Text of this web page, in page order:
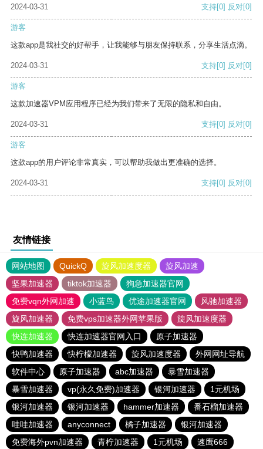
2024-03-31 支持[0] 反对[0]
游客
这款app是我社交的好帮手，让我能够与朋友保持联系，分享生活点滴。
2024-03-31 支持[0] 反对[0]
游客
这款加速器VPM应用程序已经为我们带来了无限的隐私和自由。
2024-03-31 支持[0] 反对[0]
游客
这款app的用户评论非常真实，可以帮助我做出更准确的选择。
2024-03-31 支持[0] 反对[0]
友情链接
网站地图 QuickQ 旋风加速度器
旋风加速
坚果加速器
tiktok加速器
狗急加速器官网
免费vqn外网加速
小蓝鸟 优途加速器官网
风驰加速器
旋风加速器
免费vps加速器外网苹果版
旋风加速度器
快连加速器
快连加速器官网入口
原子加速器
快鸭加速器
快柠檬加速器 旋风加速度器
外网网址导航
软件中心
原子加速器 abc加速器
暴雪加速器
暴雪加速器
vp(永久免费)加速器 银河加速器
1元机场
银河加速器
银河加速器 hammer加速器
番石榴加速器
哇哇加速器
anyconnect 橘子加速器
银河加速器
免费海外pvn加速器
青柠加速器 1元机场 速鹰666